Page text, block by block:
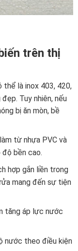
trên thị
thể là inox 403, 420,
Tuy nhiên, nếu
bị ăn mòn, bề
từ nhựa PVC và
độ bền cao.
hợp gắn liền trong
mang đến sự tiện
tăng áp lực nước
nước theo điều kiện